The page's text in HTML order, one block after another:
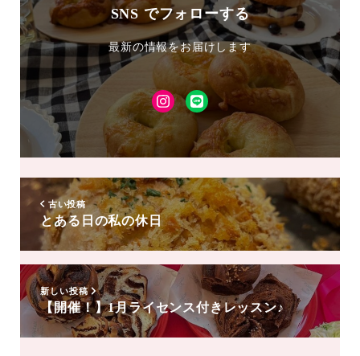
SNS でフォローする
最新の情報をお届けします
Instagram
LINE
友
達
追
加
古い投稿
とある日の私の休日
新しい投稿
【開催！】1月ライセンス付きレッスン♪